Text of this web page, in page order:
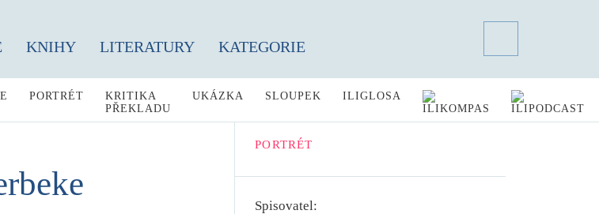
KNIHY LITERATURY KATEGORIE
PORTRÉT
KRITIKA
PŘEKLADU
UKÁZKA SLOUPEK ILIGLOSA
PORTRÉT
Spisovatel: